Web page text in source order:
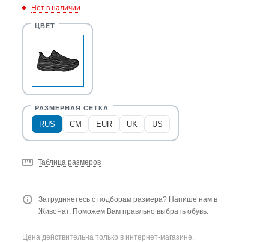
Нет в наличии
RUS CM EUR UK US
Таблица размеров
Затрудняетесь с подборам размера? Напише нам в
ЖивоЧат. Поможем Вам правльно выбрать обувь.
Цена действительна только в интернет-магазине.